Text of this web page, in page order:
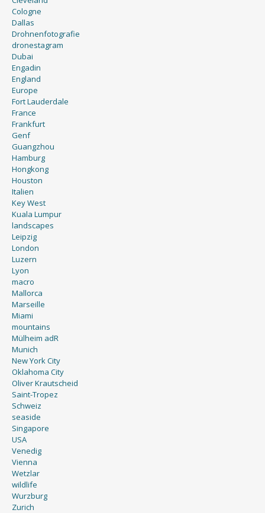
Cologne
Dallas
Drohnenfotografie
dronestagram
Dubai
Engadin
England
Europe
Fort Lauderdale
France
Frankfurt
Genf
Guangzhou
Hamburg
Hongkong
Houston
Italien
Key West
Kuala Lumpur
landscapes
Leipzig
London
Luzern
Lyon
macro
Mallorca
Marseille
Miami
mountains
Mülheim adR
Munich
New York City
Oklahoma City
Oliver Krautscheid
Saint-Tropez
Schweiz
seaside
Singapore
USA
Venedig
Vienna
Wetzlar
wildlife
Wurzburg
Zurich